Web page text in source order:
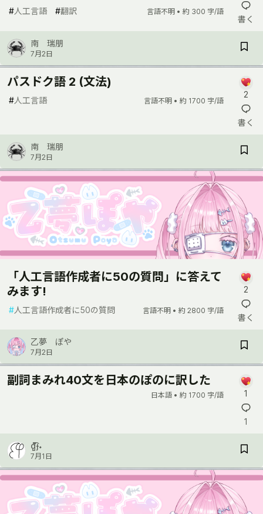
#人工言語 #翻訳 言語不明 • 約 300 字/語
書く
南 瑞朋
7月2日
パスドク語 2 (文法)
#人工言語 言語不明 • 約 1700 字/語
2
書く
南 瑞朋
7月2日
「人工言語作成者に50の質問」に答えて
みます!
#人工言語作成者に50の質問 言語不明 • 約 2800 字/語
2
書く
乙夢 ぽや
7月2日
副詞まみれ40文を日本のぽのに訳した
日本語 • 約 1700 字/語 1
1
d̺͆͡ɟ˖
7月1日